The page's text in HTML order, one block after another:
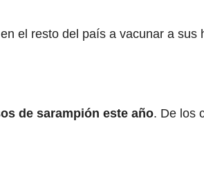
el resto del país a vacunar a sus
de sarampión este año. De los